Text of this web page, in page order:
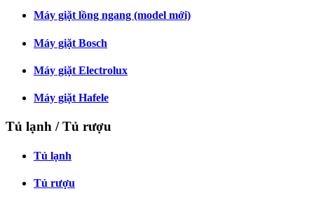
Máy giặt lồng ngang (model mới)
Máy giặt Bosch
Máy giặt Electrolux
Máy giặt Hafele
Tủ lạnh / Tủ rượu
Tủ lạnh
Tủ rượu